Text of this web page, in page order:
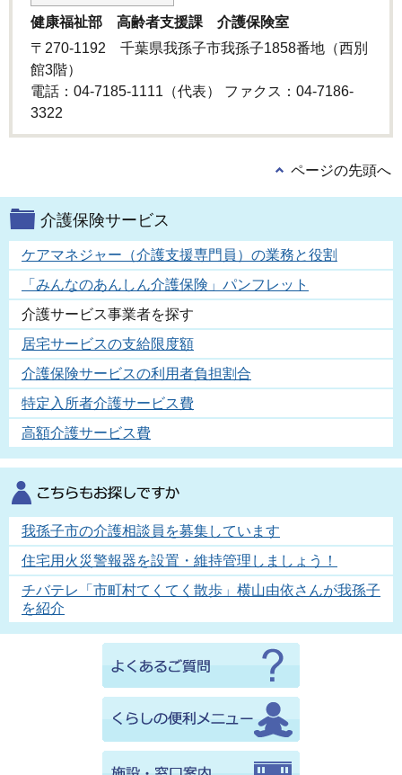
健康福祉部 高齢者支援課 介護保険室
〒270-1192 千葉県我孫子市我孫子1858番地（西別
館3階）
電話：04-7185-1111（代表） ファクス：04-7186-
3322
ページの先頭へ
介護保険サービス
ケアマネジャー（介護支援専門員）の業務と役割
「みんなのあんしん介護保険」パンフレット
介護サービス事業者を探す
居宅サービスの支給限度額
介護保険サービスの利用者負担割合
特定入所者介護サービス費
高額介護サービス費
我孫子市の介護相談員を募集しています
住宅用火災警報器を設置・維持管理しましょう！
チバテレ「市町村てくてく散歩」横山由依さんが我孫子
を紹介